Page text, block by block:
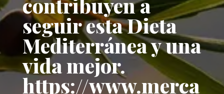
seguir esta Dieta
Mediterránea y una
vida mejor.
https://www.merca